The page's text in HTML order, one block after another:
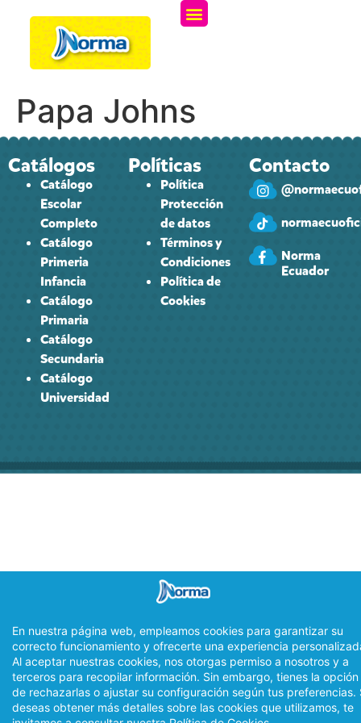
Papa Johns
Catálogos
Catálogo
Escolar
Completo
Catálogo
Primeria
Infancia
Catálogo
Primaria
Catálogo
Secundaria
Catálogo
Universidad
Políticas
Política
Protección
de datos
Términos y
Condiciones
Política de
Cookies
Contacto
Norma
Ecuador